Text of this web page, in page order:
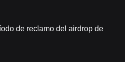
de reclamo del airdrop de